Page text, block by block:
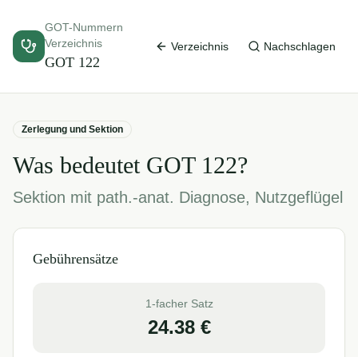
GOT-Nummern
Verzeichnis
GOT 122
Verzeichnis Nachschlagen
Zerlegung und Sektion
Was bedeutet GOT 122?
Sektion mit path.-anat. Diagnose, Nutzgeflügel
Gebührensätze
1-facher Satz
24.38€